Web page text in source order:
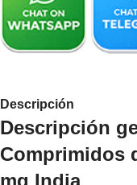
Descripción
Descripción
Comprimidos
mg India